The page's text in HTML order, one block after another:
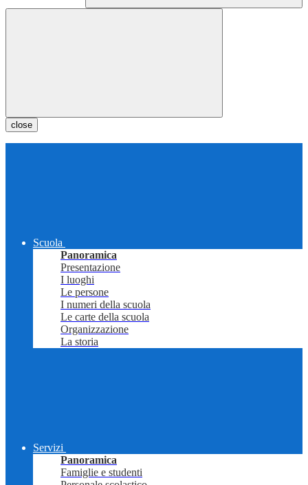
close
Scuola
Panoramica
Presentazione
I luoghi
Le persone
I numeri della scuola
Le carte della scuola
Organizzazione
La storia
Servizi
Panoramica
Famiglie e studenti